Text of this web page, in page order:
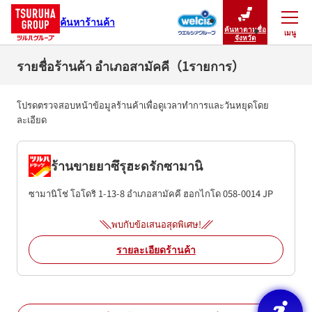
ค้นหาร้านค้า
ค้นหาตามชื่อ
จังหวัด
เมนู
ปิดเมนู
รายชื่อร้านค้า อำเภอสามัคคี（1รายการ）
โปรดตรวจสอบหน้าข้อมูลร้านค้าเพื่อดูเวลาทำการและวันหยุดโดย
ละเอียด
ร้านขายยาซึรุฮะดรักซามานิ
ซามานิโช่ โอโดริ 1-13-8 อำเภอสามัคคี ฮอกไกโด058-0014JP
พบกับข้อเสนอสุดพิเศษ!
รายละเอียดร้านค้า